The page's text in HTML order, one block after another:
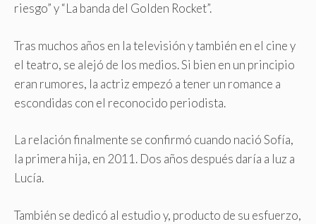
riesgo” y “La banda del Golden Rocket”.
Tras muchos años en la televisión y también en el cine y
el teatro, se alejó de los medios. Si bien en un principio
eran rumores, la actriz empezó a tener un romance a
escondidas con el reconocido periodista.
La relación finalmente se confirmó cuando nació Sofía,
la primera hija, en 2011. Dos años después daría a luz a
Lucía.
También se dedicó al estudio y, producto de su esfuerzo,